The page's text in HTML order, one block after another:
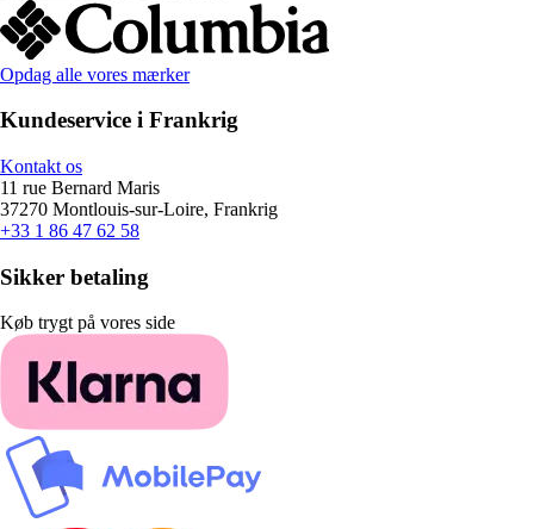
Opdag alle vores mærker
Kundeservice i Frankrig
Kontakt os
11 rue Bernard Maris
37270 Montlouis-sur-Loire, Frankrig
+33 1 86 47 62 58
Sikker betaling
Køb trygt på vores side